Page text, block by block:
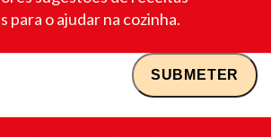
para o ajudar na cozinha.